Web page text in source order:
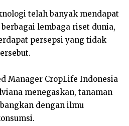
telah banyak mendapat
lembaga riset dunia,
persepsi yang tidak
Manager CropLife Indonesia
menegaskan, tanaman
dengan ilmu